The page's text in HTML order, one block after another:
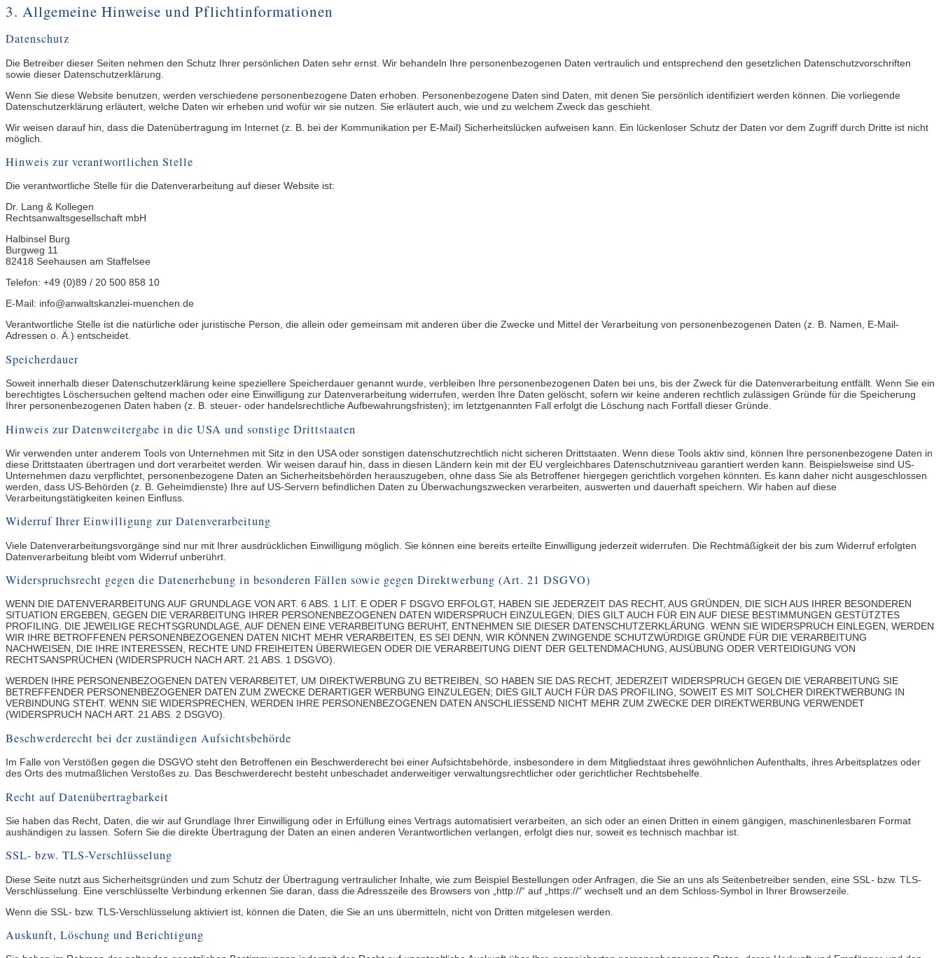
3. Allgemeine Hinweise und Pflicht­informationen
Datenschutz
Die Betreiber dieser Seiten nehmen den Schutz Ihrer persönlichen Daten sehr ernst. Wir behandeln Ihre personenbezogenen Daten vertraulich und entsprechend den gesetzlichen Datenschutzvorschriften
sowie dieser Datenschutzerklärung.
Wenn Sie diese Website benutzen, werden verschiedene personenbezogene Daten erhoben. Personenbezogene Daten sind Daten, mit denen Sie persönlich identifiziert werden können. Die vorliegende
Datenschutzerklärung erläutert, welche Daten wir erheben und wofür wir sie nutzen. Sie erläutert auch, wie und zu welchem Zweck das geschieht.
Wir weisen darauf hin, dass die Datenübertragung im Internet (z. B. bei der Kommunikation per E-Mail) Sicherheitslücken aufweisen kann. Ein lückenloser Schutz der Daten vor dem Zugriff durch Dritte ist nicht
möglich.
Hinweis zur verantwortlichen Stelle
Die verantwortliche Stelle für die Datenverarbeitung auf dieser Website ist:
Dr. Lang & Kollegen
Rechtsanwaltsgesellschaft mbH
Halbinsel Burg
Burgweg 11
82418 Seehausen am Staffelsee
Telefon: +49 (0)89 / 20 500 858 10
E-Mail: info@anwaltskanzlei-muenchen.de
Verantwortliche Stelle ist die natürliche oder juristische Person, die allein oder gemeinsam mit anderen über die Zwecke und Mittel der Verarbeitung von personenbezogenen Daten (z. B. Namen, E-Mail-
Adressen o. Ä.) entscheidet.
Speicherdauer
Soweit innerhalb dieser Datenschutzerklärung keine speziellere Speicherdauer genannt wurde, verbleiben Ihre personenbezogenen Daten bei uns, bis der Zweck für die Datenverarbeitung entfällt. Wenn Sie ein
berechtigtes Löschersuchen geltend machen oder eine Einwilligung zur Datenverarbeitung widerrufen, werden Ihre Daten gelöscht, sofern wir keine anderen rechtlich zulässigen Gründe für die Speicherung
Ihrer personenbezogenen Daten haben (z. B. steuer- oder handelsrechtliche Aufbewahrungsfristen); im letztgenannten Fall erfolgt die Löschung nach Fortfall dieser Gründe.
Hinweis zur Datenweitergabe in die USA und sonstige Drittstaaten
Wir verwenden unter anderem Tools von Unternehmen mit Sitz in den USA oder sonstigen datenschutzrechtlich nicht sicheren Drittstaaten. Wenn diese Tools aktiv sind, können Ihre personenbezogene Daten in
diese Drittstaaten übertragen und dort verarbeitet werden. Wir weisen darauf hin, dass in diesen Ländern kein mit der EU vergleichbares Datenschutzniveau garantiert werden kann. Beispielsweise sind US-
Unternehmen dazu verpflichtet, personenbezogene Daten an Sicherheitsbehörden herauszugeben, ohne dass Sie als Betroffener hiergegen gerichtlich vorgehen könnten. Es kann daher nicht ausgeschlossen
werden, dass US-Behörden (z. B. Geheimdienste) Ihre auf US-Servern befindlichen Daten zu Überwachungszwecken verarbeiten, auswerten und dauerhaft speichern. Wir haben auf diese
Verarbeitungstätigkeiten keinen Einfluss.
Widerruf Ihrer Einwilligung zur Datenverarbeitung
Viele Datenverarbeitungsvorgänge sind nur mit Ihrer ausdrücklichen Einwilligung möglich. Sie können eine bereits erteilte Einwilligung jederzeit widerrufen. Die Rechtmäßigkeit der bis zum Widerruf erfolgten
Datenverarbeitung bleibt vom Widerruf unberührt.
Widerspruchsrecht gegen die Datenerhebung in besonderen Fällen sowie gegen Direktwerbung (Art. 21 DSGVO)
WENN DIE DATENVERARBEITUNG AUF GRUNDLAGE VON ART. 6 ABS. 1 LIT. E ODER F DSGVO ERFOLGT, HABEN SIE JEDERZEIT DAS RECHT, AUS GRÜNDEN, DIE SICH AUS IHRER BESONDEREN
SITUATION ERGEBEN, GEGEN DIE VERARBEITUNG IHRER PERSONENBEZOGENEN DATEN WIDERSPRUCH EINZULEGEN; DIES GILT AUCH FÜR EIN AUF DIESE BESTIMMUNGEN GESTÜTZTES
PROFILING. DIE JEWEILIGE RECHTSGRUNDLAGE, AUF DENEN EINE VERARBEITUNG BERUHT, ENTNEHMEN SIE DIESER DATENSCHUTZERKLÄRUNG. WENN SIE WIDERSPRUCH EINLEGEN, WERDEN
WIR IHRE BETROFFENEN PERSONENBEZOGENEN DATEN NICHT MEHR VERARBEITEN, ES SEI DENN, WIR KÖNNEN ZWINGENDE SCHUTZWÜRDIGE GRÜNDE FÜR DIE VERARBEITUNG
NACHWEISEN, DIE IHRE INTERESSEN, RECHTE UND FREIHEITEN ÜBERWIEGEN ODER DIE VERARBEITUNG DIENT DER GELTENDMACHUNG, AUSÜBUNG ODER VERTEIDIGUNG VON
RECHTSANSPRÜCHEN (WIDERSPRUCH NACH ART. 21 ABS. 1 DSGVO).
WERDEN IHRE PERSONENBEZOGENEN DATEN VERARBEITET, UM DIREKTWERBUNG ZU BETREIBEN, SO HABEN SIE DAS RECHT, JEDERZEIT WIDERSPRUCH GEGEN DIE VERARBEITUNG SIE
BETREFFENDER PERSONENBEZOGENER DATEN ZUM ZWECKE DERARTIGER WERBUNG EINZULEGEN; DIES GILT AUCH FÜR DAS PROFILING, SOWEIT ES MIT SOLCHER DIREKTWERBUNG IN
VERBINDUNG STEHT. WENN SIE WIDERSPRECHEN, WERDEN IHRE PERSONENBEZOGENEN DATEN ANSCHLIESSEND NICHT MEHR ZUM ZWECKE DER DIREKTWERBUNG VERWENDET
(WIDERSPRUCH NACH ART. 21 ABS. 2 DSGVO).
Beschwerde­recht bei der zuständigen Aufsichts­behörde
Im Falle von Verstößen gegen die DSGVO steht den Betroffenen ein Beschwerderecht bei einer Aufsichtsbehörde, insbesondere in dem Mitgliedstaat ihres gewöhnlichen Aufenthalts, ihres Arbeitsplatzes oder
des Orts des mutmaßlichen Verstoßes zu. Das Beschwerderecht besteht unbeschadet anderweitiger verwaltungsrechtlicher oder gerichtlicher Rechtsbehelfe.
Recht auf Daten­übertrag­barkeit
Sie haben das Recht, Daten, die wir auf Grundlage Ihrer Einwilligung oder in Erfüllung eines Vertrags automatisiert verarbeiten, an sich oder an einen Dritten in einem gängigen, maschinenlesbaren Format
aushändigen zu lassen. Sofern Sie die direkte Übertragung der Daten an einen anderen Verantwortlichen verlangen, erfolgt dies nur, soweit es technisch machbar ist.
SSL- bzw. TLS-Verschlüsselung
Diese Seite nutzt aus Sicherheitsgründen und zum Schutz der Übertragung vertraulicher Inhalte, wie zum Beispiel Bestellungen oder Anfragen, die Sie an uns als Seitenbetreiber senden, eine SSL- bzw. TLS-
Verschlüsselung. Eine verschlüsselte Verbindung erkennen Sie daran, dass die Adresszeile des Browsers von „http://“ auf „https://“ wechselt und an dem Schloss-Symbol in Ihrer Browserzeile.
Wenn die SSL- bzw. TLS-Verschlüsselung aktiviert ist, können die Daten, die Sie an uns übermitteln, nicht von Dritten mitgelesen werden.
Auskunft, Löschung und Berichtigung